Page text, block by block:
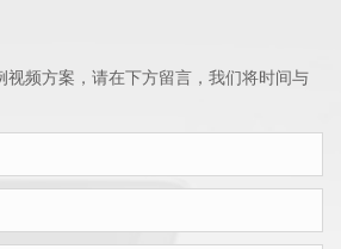
视频方案，请在下方留言，我们将时间与